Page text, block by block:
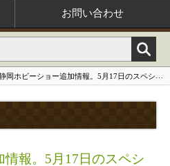
お問い合わせ
岡ホビーショー追加情報。5月17日のスペシャルゲストはこの方！
報。5月17日のスペシ